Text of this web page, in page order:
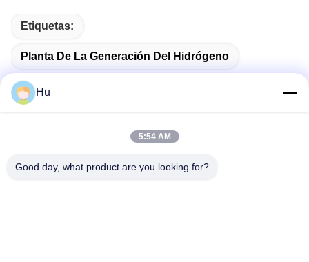
Etiquetas:
Planta De La Generación Del Hidrógeno
Unidad De La Fabricación Del Hidrógeno
Hu
5:54 AM
Good day, what product are you looking for?